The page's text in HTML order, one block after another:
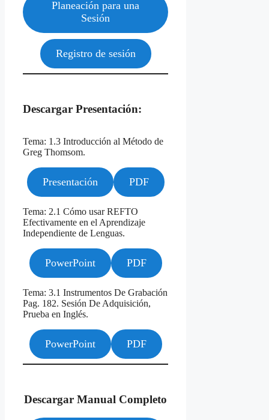
Planeación para una
Sesión
Registro de sesión
Descargar Presentación:
Tema: 1.3 Introducción al Método de
Greg Thomsom.
Presentación PDF
Tema: 2.1 Cómo usar REFTO
Efectivamente en el Aprendizaje
Independiente de Lenguas.
PowerPoint PDF
Tema: 3.1 Instrumentos De Grabación
Pag. 182. Sesión De Adquisición,
Prueba en Inglés.
PowerPoint PDF
Descargar Manual Completo